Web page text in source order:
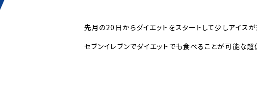
先月の20日からダイエットをスタートして少しアイス
セブンイレブンでダイエットでも食べることが可能